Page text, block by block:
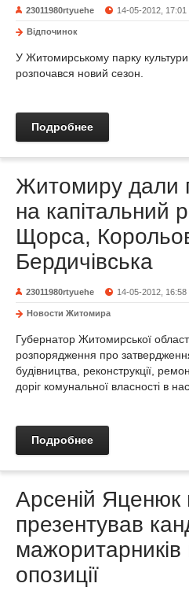
23011980rtyuehe 14-05-2012, 17:01
Відпочинок
У Житомирському парку культури
розпочався новий сезон.
Подробнее
Житомиру дали
на капітальний
Щорса,
Бердичівська
23011980rtyuehe 14-05-2012, 16:58
Новости Житомира
Губернатор Житомирської
розпорядження про
будівництва, реконструкції,
доріг комунальної власності в
Подробнее
Арсеній Яценюк
презентував
мажоритарників
опозиції